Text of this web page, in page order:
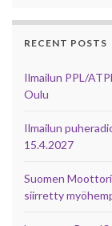
RECENT POSTS
Ilmailun PPL/
Oulu
Ilmailun
15.4.2027
Suomen
siirretty